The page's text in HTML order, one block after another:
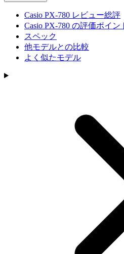
Casio PX-780 レビュー総評
Casio PX-780 の評価ポイン
スペック
他モデルとの比較
よく似たモデル